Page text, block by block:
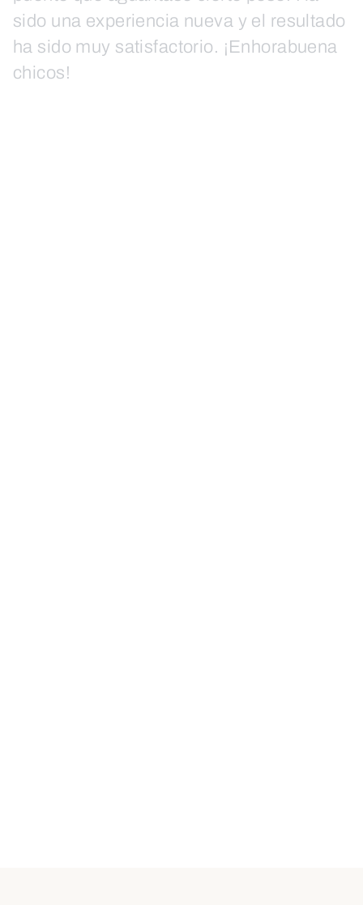
sido una experiencia nueva y el resultado
ha sido muy satisfactorio. ¡Enhorabuena
chicos!